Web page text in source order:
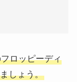
ロッピーディ
しょう。